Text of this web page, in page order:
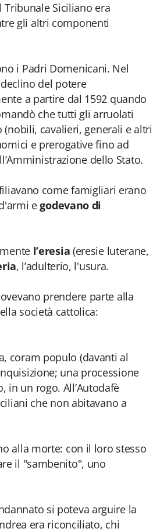
Tribunale Siciliano era
gli altri componenti
i Padri Domenicani. Nel
del potere
a partire dal 1592 quando
che tutti gli arruolati
(nobili, cavalieri, generali e altri
e prerogative fino ad
dello Stato.
come famigliari erano
egodevano di
l’eresia (eresie luterane,
, l’adulterio, l'usura.
prendere parte alla
società cattolica:
coram populo (davanti al
una processione
in un rogo. All’Autodafè
che non abitavano a
alla morte: con il loro stesso
il "sambenito", uno
si poteva arguire la
era riconciliato, chi